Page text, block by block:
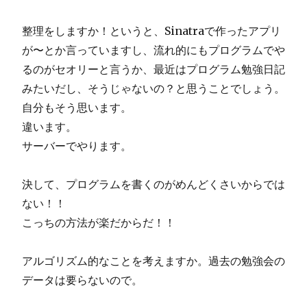
整理をしますか！というと、Sinatraで作ったアプリ
が〜とか言っていますし、流れ的にもプログラムでや
るのがセオリーと言うか、最近はプログラム勉強日記
みたいだし、そうじゃないの？と思うことでしょう。
自分もそう思います。
違います。
サーバーでやります。
決して、プログラムを書くのがめんどくさいからでは
ない！！
こっちの方法が楽だからだ！！
アルゴリズム的なことを考えますか。過去の勉強会の
データは要らないので。